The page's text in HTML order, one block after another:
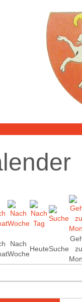
Nach
Woche
HeuteSuche
zu